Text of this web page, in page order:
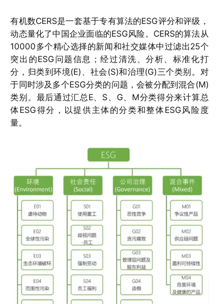
有机数CERS是一套基于专有算法的ESG评分和评级，
动态量化了中国企业面临的ESG风险。CERS的算法从
10000多个精心选择的新闻和社交媒体中过滤出25个
突出的ESG问题信息；经过清洗、分析、标准化打
分，归类到环境(E)、社会(S)和治理(G)三个类别。对
于同时涉及多个ESG分类的问题，会被分配到混合(M)
类别。最后通过汇总E、S、G、M分类得分来计算总
体ESG得分，以提供主体的分类和整体ESG风险度
量。